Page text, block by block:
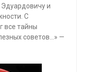
и
С
все тайны
советов…» —